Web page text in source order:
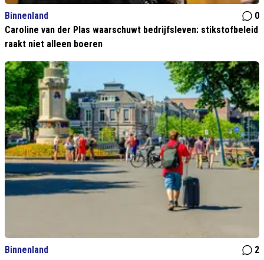
Binnenland
0
Caroline van der Plas waarschuwt bedrijfsleven: stikstofbeleid
raakt niet alleen boeren
Binnenland
2